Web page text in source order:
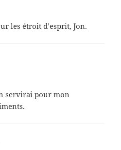
les étroit d’esprit, Jon.
servirai pour mon